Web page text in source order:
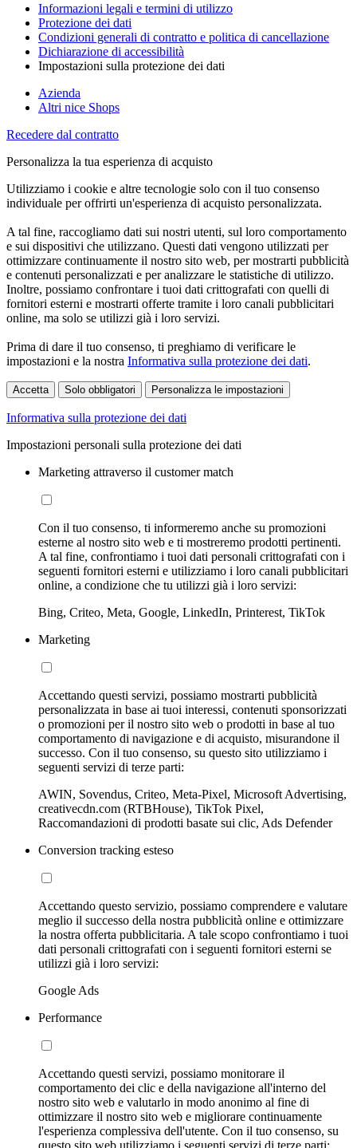
Informazioni legali e termini di utilizzo
Protezione dei dati
Condizioni generali di contratto e politica di cancellazione
Dichiarazione di accessibilità
Impostazioni sulla protezione dei dati
Azienda
Altri nice Shops
Recedere dal contratto
Personalizza la tua esperienza di acquisto
Utilizziamo i cookie e altre tecnologie solo con il tuo consenso
individuale per offrirti un'esperienza di acquisto personalizzata.
A tal fine, raccogliamo dati sui nostri utenti, sul loro comportamento
e sui dispositivi che utilizzano. Questi dati vengono utilizzati per
ottimizzare continuamente il nostro sito web, per mostrarti pubblicità
e contenuti personalizzati e per analizzare le statistiche di utilizzo.
Inoltre, possiamo confrontare i tuoi dati crittografati con quelli di
fornitori esterni e mostrarti offerte tramite i loro canali pubblicitari
online, ma solo se utilizzi già i loro servizi.
Prima di dare il tuo consenso, ti preghiamo di verificare le
impostazioni e la nostra Informativa sulla protezione dei dati.
Accetta Solo obbligatori Personalizza le impostazioni
Informativa sulla protezione dei dati
Impostazioni personali sulla protezione dei dati
Marketing attraverso il customer match
Con il tuo consenso, ti informeremo anche su promozioni
esterne al nostro sito web e ti mostreremo prodotti pertinenti.
A tal fine, confrontiamo i tuoi dati personali crittografati con i
seguenti fornitori esterni e utilizziamo i loro canali pubblicitari
online, a condizione che tu utilizzi già i loro servizi:
Bing, Criteo, Meta, Google, LinkedIn, Printerest, TikTok
Marketing
Accettando questi servizi, possiamo mostrarti pubblicità
personalizzata in base ai tuoi interessi, contenuti sponsorizzati
o promozioni per il nostro sito web o prodotti in base al tuo
comportamento di navigazione e di acquisto, misurandone il
successo. Con il tuo consenso, su questo sito utilizziamo i
seguenti servizi di terze parti:
AWIN, Sovendus, Criteo, Meta-Pixel, Microsoft Advertising,
creativecdn.com (RTBHouse), TikTok Pixel,
Raccomandazioni di prodotti basate sui clic, Ads Defender
Conversion tracking esteso
Accettando questo servizio, possiamo comprendere e valutare
meglio il successo della nostra pubblicità online e ottimizzare
la nostra offerta pubblicitaria. A tale scopo confrontiamo i tuoi
dati personali crittografati con i seguenti fornitori esterni se
utilizzi già i loro servizi:
Google Ads
Performance
Accettando questi servizi, possiamo monitorare il
comportamento dei clic e della navigazione all'interno del
nostro sito web e valutarlo in modo anonimo al fine di
ottimizzare il nostro sito web e migliorare continuamente
l'esperienza complessiva dell'utente. Con il tuo consenso, su
questo sito web utilizziamo i seguenti servizi di terze parti: